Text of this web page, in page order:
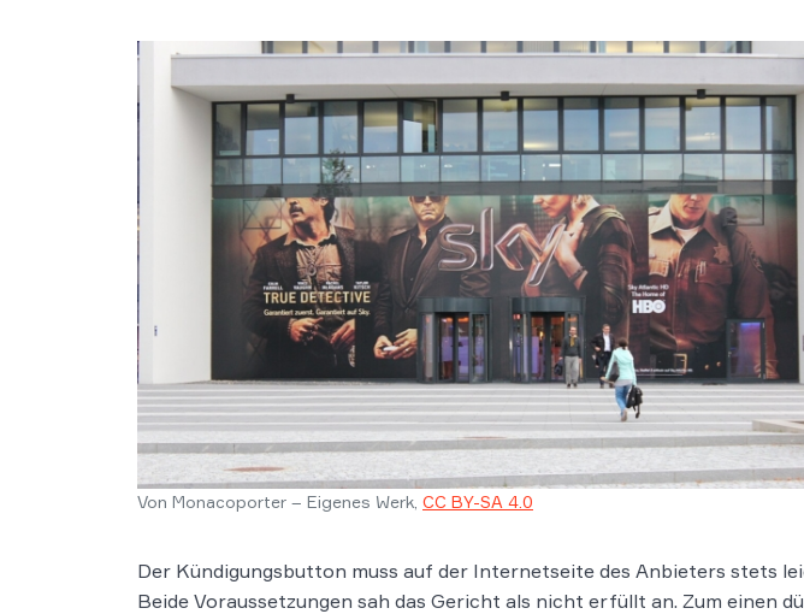
Von Monacoporter – Eigenes Werk, CC BY-SA 4.0
Der Kündigungsbutton muss auf der Internetseite des Anbieters stets
Beide Voraussetzungen sah das Gericht als nicht erfüllt an. Zum einen